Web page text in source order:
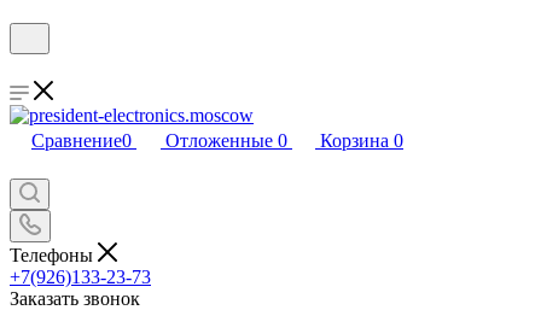
Сравнение0 Отложенные 0 Корзина 0
Телефоны
+7(926)133-23-73
Заказать звонок